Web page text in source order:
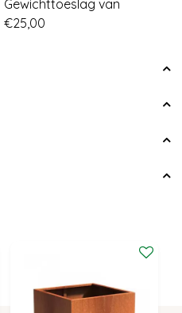
Gewichttoeslag van
€25,00